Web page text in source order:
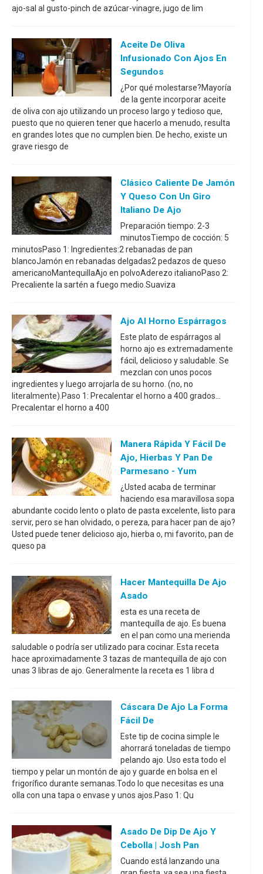
ajo-sal al gusto-pinch de azúcar-vinagre, jugo de lim
Aceite De Oliva
Infusionado Con Ajos En
Segundos
¿Por qué molestarse?Mayoría
de la gente incorporar aceite
de oliva con ajo utilizando un proceso largo y tedioso que,
puesto que no quieren tener que hacerlo a menudo, resulta
en grandes lotes que no cumplen bien. De hecho, existe un
grave riesgo de
Clásico Caliente De Jamón
Y Queso Con Un Giro
Italiano De Ajo
Preparación tiempo: 2-3
minutosTiempo de cocción: 5
minutosPaso 1: Ingredientes:2 rebanadas de pan
blancoJamón en rebanadas delgadas2 pedazos de queso
americanoMantequillaAjo en polvoAderezo italianoPaso 2:
Precaliente la sartén a fuego medio.Suaviza
Ajo Al Horno Espárragos
Este plato de espárragos al
horno ajo es extremadamente
fácil, delicioso y saludable. Se
mezclan con unos pocos
ingredientes y luego arrojarla de su horno. (no, no
literalmente).Paso 1: Precalentar el horno a 400 grados...
Precalentar el horno a 400
Manera Rápida Y Fácil De
Ajo, Hierbas Y Pan De
Parmesano - Yum
¿Usted acaba de terminar
haciendo esa maravillosa sopa
abundante cocido lento o plato de pasta excelente, listo para
servir, pero se han olvidado, o pereza, para hacer pan de ajo?
Usted puede tener delicioso ajo, hierba o, mi favorito, pan de
queso pa
Hacer Mantequilla De Ajo
Asado
esta es una receta de
mantequilla de ajo. Es buena
en el pan como una merienda
saludable o podría ser utilizado para cocinar. Esta receta
hace aproximadamente 3 tazas de mantequilla de ajo con
unas 3 libras de ajo. Generalmente la receta es 1 libra d
Cáscara De Ajo La Forma
Fácil De
Este tip de cocina simple le
ahorrará toneladas de tiempo
pelando ajo. Uso esta todo el
tiempo y pelar un montón de ajo y guarde en bolsa en el
frigorífico durante semanas.Todo lo que necesitas es una
olla con una tapa o envase y unos ajos.Paso 1: Qu
Asado De Dip De Ajo Y
Cebolla | Josh Pan
Cuando está lanzando una